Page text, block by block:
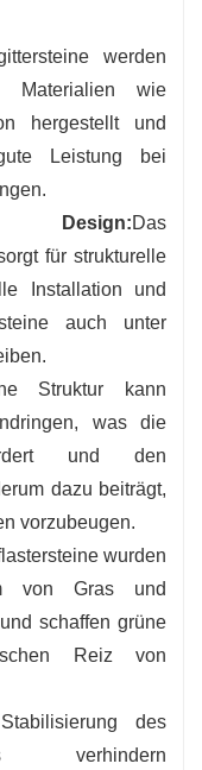
​​werden
Materialien wie
hergestellt und
Leistung bei
Design:Das
für strukturelle
Installation und
​​auch unter
Struktur kann
was die
und den
dazu beiträgt,
vorzubeugen.
​​wurden
von Gras und
schaffen grüne
Reiz von
des
verhindern